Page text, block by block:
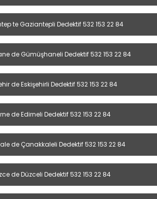
te Gaziantepli Dedektif 532 153 22 84
de Gümüşhaneli Dedektif 532 153 22 84
de Eskişehirli Dedektif 532 153 22 84
de Edirneli Dedektif 532 153 22 84
de Çanakkaleli Dedektif 532 153 22 84
de Düzceli Dedektif 532 153 22 84